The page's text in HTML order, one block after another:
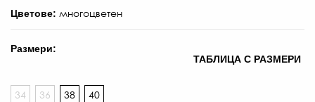
Цветове: многоцветен
Размери:
ТАБЛИЦА С РАЗМЕРИ
34 36 38 40